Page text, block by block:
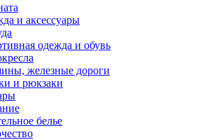
и аксессуары
одежда и обувь
железные дороги
и рюкзаки
белье